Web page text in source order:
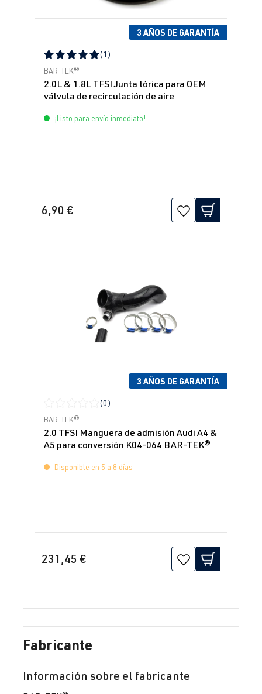
3 AÑOS DE GARANTÍA
Calificación promedio de 5 de 5 estrellas
(1)
BAR-TEK®
2.0L & 1.8L TFSI Junta tórica para OEM
válvula de recirculación de aire
¡Listo para envío inmediato!
6,90 €
3 AÑOS DE GARANTÍA
Calificación promedio de 0 de 5 estrellas
(0)
BAR-TEK®
2.0 TFSI Manguera de admisión Audi A4 &
A5 para conversión K04-064 BAR-TEK®
Disponible en 5 a 8 días
231,45 €
Fabricante
Información sobre el fabricante